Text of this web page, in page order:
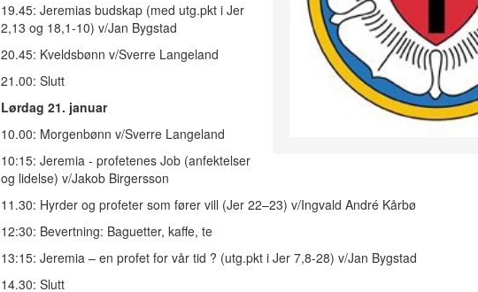
19.45: Jeremias budskap (med utg.pkt i Jer
2,13 og 18,1-10) v/Jan Bygstad
20.45: Kveldsbønn v/Sverre Langeland
21.00: Slutt
Lørdag 21. januar
10.00: Morgenbønn v/Sverre Langeland
10:15: Jeremia - profetenes Job (anfektelser
og lidelse) v/Jakob Birgersson
11.30: Hyrder og profeter som fører vill (Jer 22–23) v/Ingvald André Kårbø
12:30: Bevertning: Baguetter, kaffe, te
13:15: Jeremia – en profet for vår tid ? (utg.pkt i Jer 7,8-28) v/Jan Bygstad
14.30: Slutt